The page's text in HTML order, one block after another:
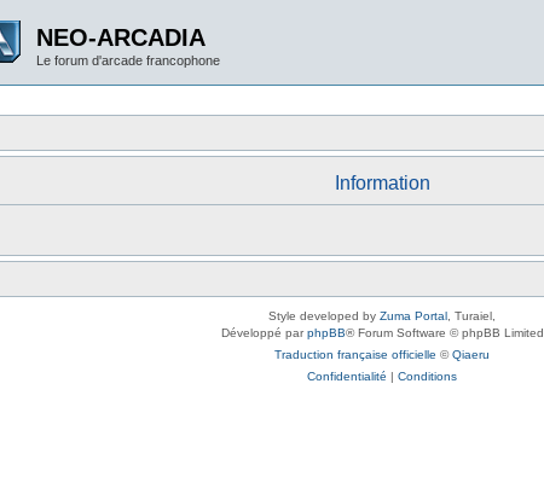
NEO-ARCADIA
Le forum d'arcade francophone
Information
Style developed by Zuma Portal , Turaiel,
Développé parphpBB® Forum Software © phpBB Limited
Traduction française officielle ©Qiaeru
Confidentialité | Conditions